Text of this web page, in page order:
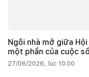
Ngôi nhà mở giữa
một phần của cuộc
27/06/2026, lúc 10:00